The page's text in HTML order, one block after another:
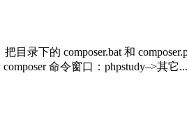
目录下的 composer.bat 和
命令窗口：phpstudy–>其它...